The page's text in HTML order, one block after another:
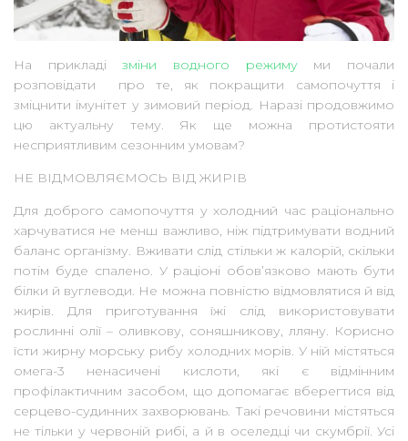
На прикладізміни водного режимуми почали
розповідати про те, як покращити самопочуття і
зміцнити імунітет у зимовий період. Наразі продовжимо
цю актуальну тему. Як ще можна протистояти
несприятливим сезонним умовам?
НЕ ВІДМОВЛЯЄМОСЬ ВІД ЖИРІВ
Для доброго самопочуття у холодний час раціонально
харчуватися не менш важливо, ніж підтримувати водний
баланс організму. Вживати слід стільки ж калорій, скільки
потім буде спалено. У раціоні обов’язково мають бути
білки й вуглеводи. Не можна повністю відмовлятися й від
жирів. Для приготування їжі слід використовувати
рослинні олії – оливкову, соняшникову, лляну. Корисно
їсти жирну морську рибу холодних морів. У ній містяться
омега-3 ненасичені кислоти, які є відмінним
профілактичним засобом, що допомагає вберегтися від
серцево-судинних захворювань. Такі речовини містяться
не тільки у червоній рибі, а й в оселедці чи скумбрії. Усі